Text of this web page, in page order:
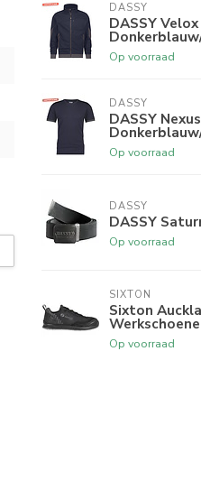
DASSY
DASSY
Op voorraad
DASSY
DASSY
Op voorraad
DASSY
DASSY
Op voorraad
SIXTON
Sixton
Op voorraad